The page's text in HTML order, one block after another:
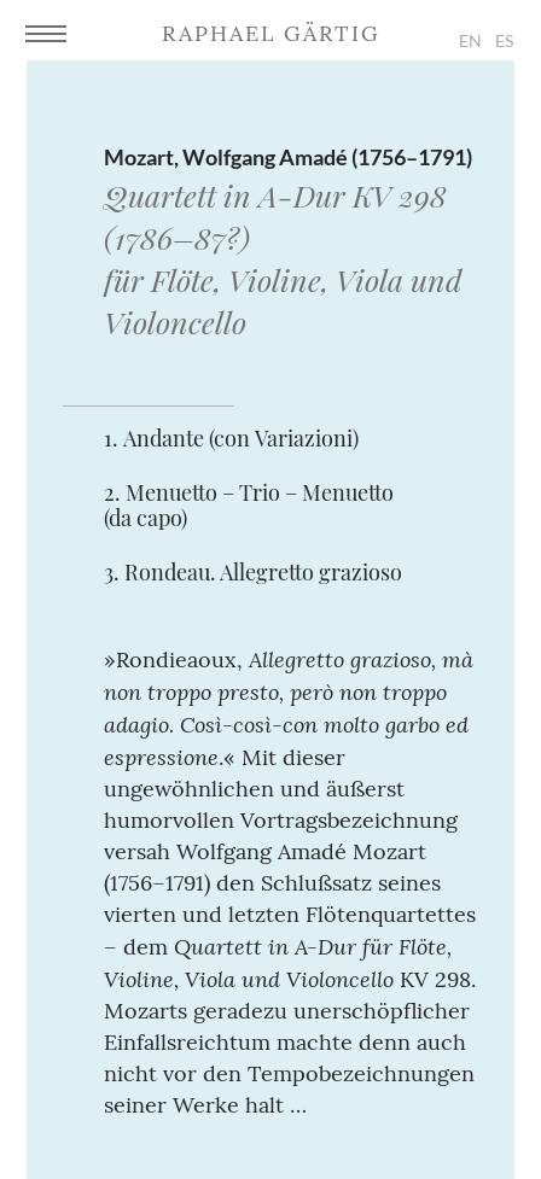
EN ES
Mozart, Wolfgang Amadé (1756–1791)
Quartett in A-Dur KV 298
(1786–87?)
für Flöte, Violine, Viola und
Violoncello
1. Andante (con Variazioni)
2. Menuetto – Trio – Menuetto
(da capo)
3. Rondeau. Allegretto grazioso
»Rondieaoux,Allegretto grazioso, mà
non troppo presto, però non troppo
adagio. Così-così-con molto garbo ed
espressione.« Mit dieser
ungewöhnlichen und äußerst
humorvollen Vortragsbezeichnung
versah Wolfgang Amadé Mozart
(1756–1791) den Schlußsatz seines
vierten und letzten Flötenquartettes
– dem Quartett in A-Dur für Flöte,
Violine, Viola und VioloncelloKV 298.
Mozarts geradezu unerschöpflicher
Einfallsreichtum machte denn auch
nicht vor den Tempobezeichnungen
seiner Werke halt …